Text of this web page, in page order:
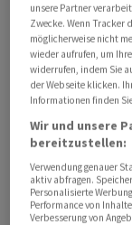
Auch Comac
allerdings wie
Unternehmen.
Airlines 40
vom Typ ARJ21.
Aviation
Mit der C919
unsere Partner
Zwecke. Wenn Tracker
möglicherweise nicht
wieder aufrufen, um
widerrufen, indem Sie
der Webseite klicken.
Informationen finden
Wir und unsere
bereitzustellen:
Verwendung genauer
aktiv abfragen.
Personalisierte
Performance von
Verbesserung von